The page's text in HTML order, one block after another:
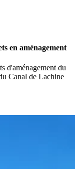
en aménagement
d'aménagement du
Canal de Lachine